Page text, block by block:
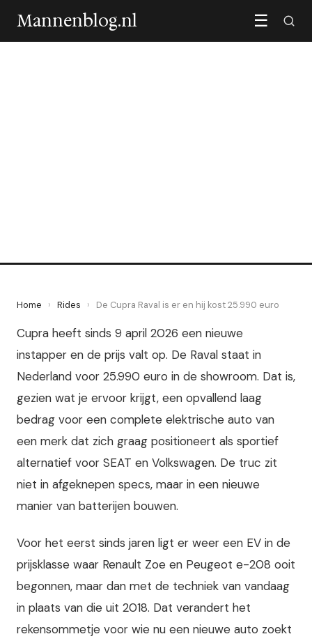
Mannenblog.nl ☰
Home › Rides › De Cupra Raval is er en hij kost 25.990 euro
Cupra heeft sinds 9 april 2026 een nieuwe
instapper en de prijs valt op. De Raval staat in
Nederland voor 25.990 euro in de showroom. Dat is,
gezien wat je ervoor krijgt, een opvallend laag
bedrag voor een complete elektrische auto van
een merk dat zich graag positioneert als sportief
alternatief voor SEAT en Volkswagen. De truc zit
niet in afgeknepen specs, maar in een nieuwe
manier van batterijen bouwen.
Voor het eerst sinds jaren ligt er weer een EV in de
prijsklasse waar Renault Zoe en Peugeot e-208 ooit
begonnen, maar dan met de techniek van vandaag
in plaats van die uit 2018. Dat verandert het
rekensommetje voor wie nu een nieuwe auto zoekt